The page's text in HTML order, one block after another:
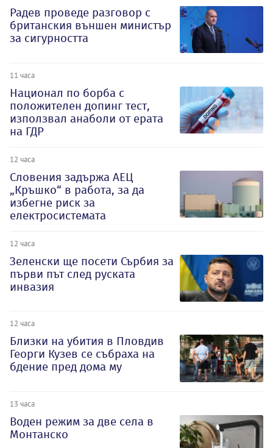
Радев проведе разговор с
британския външен министър
за сигурността
11 часа
Национал по борба с
положителен допинг тест,
използвал анаболи от ерата
на ГДР
12 часа
Словения задържа АЕЦ
„Кръшко“ в работа, за да
избегне риск за
електросистемата
12 часа
Зеленски ще посети Сърбия за
първи път след руската
инвазия
12 часа
Близки на убития в Пловдив
Георги Кузев се събраха на
бдение пред дома му
13 часа
Воден режим за две села в
Монтанско